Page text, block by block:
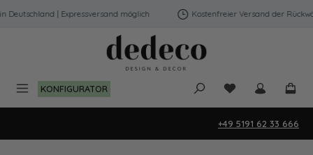
Zum Hauptinhalt springen
| Expressversand möglich Kostenfreier Versand der
KONFIGURATOR Du hast 0
+49 5191 62 33 666